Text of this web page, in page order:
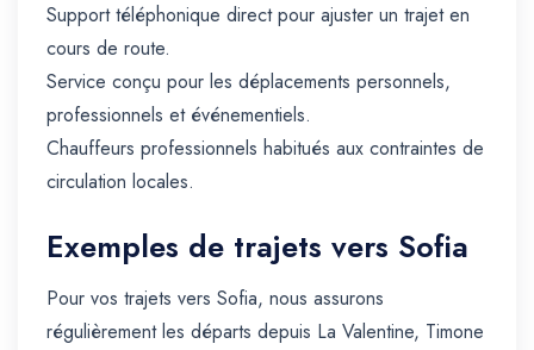
Support téléphonique direct pour ajuster un trajet en
cours de route.
Service conçu pour les déplacements personnels,
professionnels et événementiels.
Chauffeurs professionnels habitués aux contraintes de
circulation locales.
Exemples de trajets vers Sofia
Pour vos trajets vers Sofia, nous assurons
régulièrement les départs depuis La Valentine, Timone